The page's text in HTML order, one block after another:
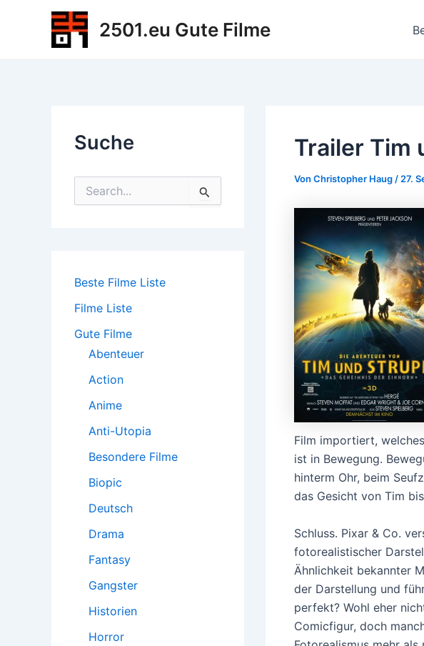
2501.eu Gute Filme
Suche
a
h
Beste Filme Liste
Filme Liste
Gute Filme
Abenteuer
Action
Anime
Anti-Utopia
Besondere Filme
Biopic
Deutsch
Drama
Fantasy
Gangster
Historien
Horror
Trailer Tim
Von Christopher Haug / 27.
Film importiert,
ist in Bewegung.
hinterm Ohr, beim
das Gesicht von Tim
Schluss. Pixar & Co.
fotorealistischer
Ähnlichkeit bekannter
der Darstellung und
perfekt? Wohl eher
Comicfigur, doch